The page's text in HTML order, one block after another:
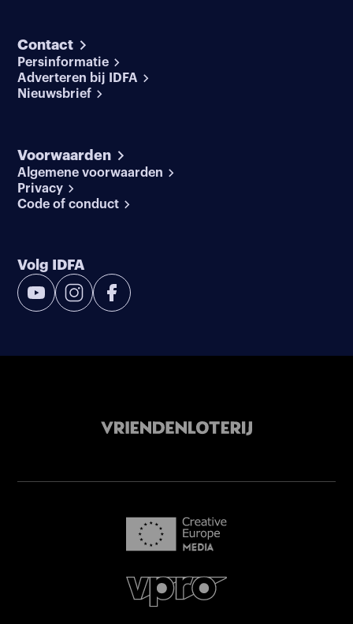
Contact
Persinformatie
Adverteren bij IDFA
Nieuwsbrief
Voorwaarden
Algemene voorwaarden
Privacy
Code of conduct
Volg IDFA